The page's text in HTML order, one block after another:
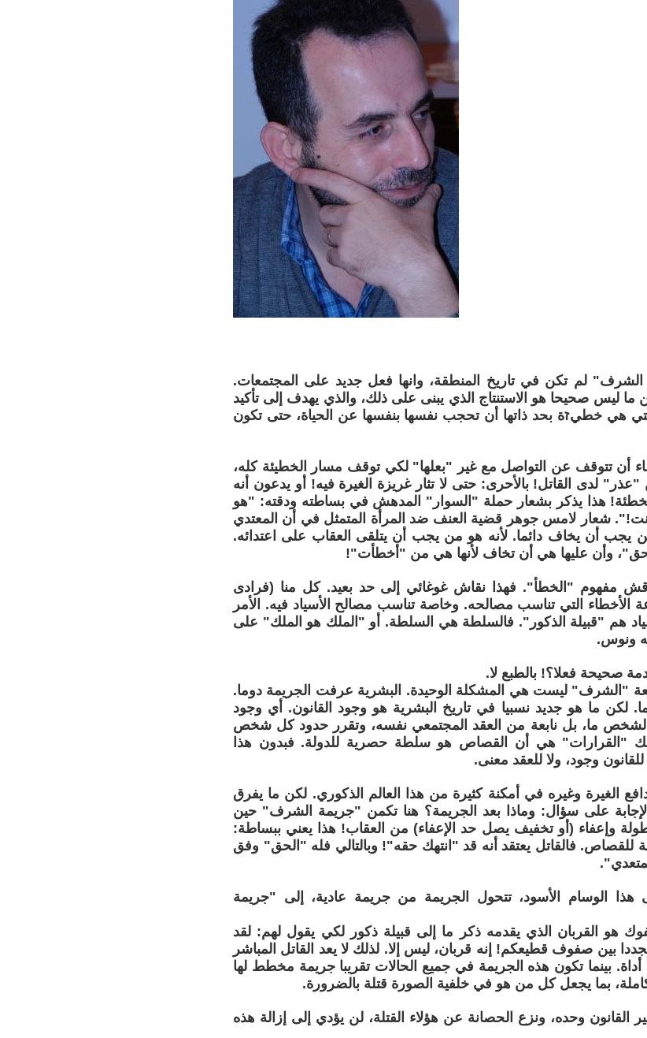
لم تكن في تاريخ المنطقة، وانها فعل جديد على المجتمعات.
ما ليس صحيحا هو الاستنتاج الذي يبنى على ذلك، والذي يهدف إلى تأكيد
هي خطيזة بحد ذاتها أن تحجب نفسها بنفسها عن الحياة، حتى تكون
أن تتوقف عن التواصل مع غير "بعلها" لكي توقف مسار الخطيئة كله،
لدى القاتل! بالأحرى: حتى لا تثار غريزة الغيرة فيه! أو يدعون أنه
هذا يذكر بشعار حملة "السوار" المدهش في بساطته ودقته: "هو
شعار لامس جوهر قضية العنف ضد المرأة المتمثل في أن المعتدي
يجب أن يخاف دائما. لأنه هو من يجب أن يتلقى العقاب على اعتدائه.
وأن عليها هي أن تخاف لأنها هي من "أخطأت"!
مفهوم "الخطأ". فهذا نقاش غوغائي إلى حد بعيد. كل منا (فرادى
التي تناسب مصالحه. وخاصة تناسب مصالح الأسياد فيه. الأمر
هم "قبيلة الذكور". فالسلطة هي السلطة. أو "الملك هو الملك" على
ونوس.
صحيحة فعلا؟! بالطبع لا.
"الشرف" ليست هي المشكلة الوحيدة. البشرية عرفت الجريمة دوما.
لكن ما هو جديد نسبيا في تاريخ البشرية هو وجود القانون. أي وجود
لشخص ما، بل نابعة من العقد المجتمعي نفسه، وتقرر حدود كل شخص
"القرارات" هي أن القصاص هو سلطة حصرية للدولة. فبدون هذا
للقانون وجود، ولا للعقد معنى.
الغيرة وغيره في أمكنة كثيرة من هذا العالم الذكوري. لكن ما يفرق
على سؤال: وماذا بعد الجريمة؟ هنا تكمن "جريمة الشرف" حين
وإعفاء (أو تخفيف يصل حد الإعفاء) من العقاب! هذا يعني ببساطة:
للقصاص. فالقاتل يعتقد أنه قد "انتهك حقه"! وبالتالي فله "الحق" وفق
الوسام الأسود، تتحول الجريمة من جريمة عادية، إلى "جريمة
هو القربان الذي يقدمه ذكر ما إلى قبيلة ذكور لكي يقول لهم: لقد
بين صفوف قطيعكم! إنه قربان، ليس إلا. لذلك لا يعد القاتل المباشر
بينما تكون هذه الجريمة في جميع الحالات تقريبا جريمة مخطط لها
بما يجعل كل من هو في خلفية الصورة قتلة بالضرورة.
القانون وحده، ونزع الحصانة عن هؤلاء القتلة، لن يؤدي إلى إزالة هذه